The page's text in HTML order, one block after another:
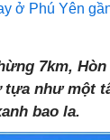
ở Phú Yên
7km, Hòn
tựa như một
bao la.